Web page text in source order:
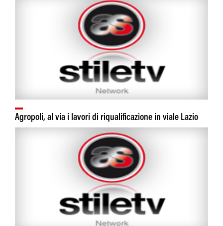
Agropoli, al via i lavori di riqualificazione in viale Lazio